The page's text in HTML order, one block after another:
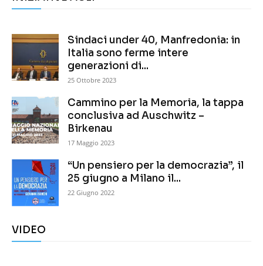
Sindaci under 40, Manfredonia: in
Italia sono ferme intere
generazioni di...
25 Ottobre 2023
Cammino per la Memoria, la tappa
conclusiva ad Auschwitz –
Birkenau
17 Maggio 2023
“Un pensiero per la democrazia”, il
25 giugno a Milano il...
22 Giugno 2022
VIDEO